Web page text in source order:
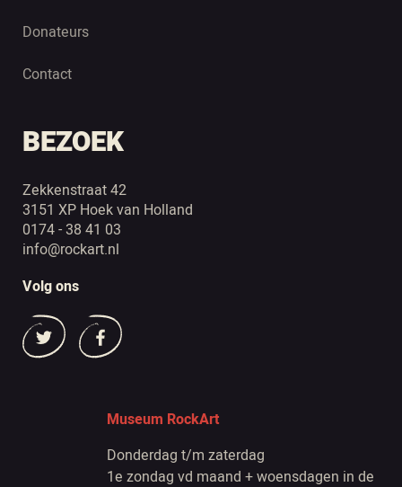
Donateurs
Contact
BEZOEK
Zekkenstraat 42
3151 XP Hoek van Holland
0174 - 38 41 03
info@rockart.nl
Volg ons
Museum RockArt
Donderdag t/m zaterdag
1e zondag vd maand + woensdagen in de